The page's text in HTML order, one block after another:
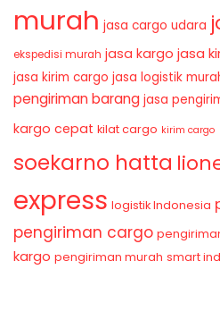
murah jasa cargo udara
ekspedisi murah jasa kargo jasa
jasa kirim cargo jasa logistik
pengiriman barang jasa
kargo cepat kilat cargo kirim cargo
soekarno hatta
express logistik Indonesia
pengiriman cargo
kargo pengiriman murah smart